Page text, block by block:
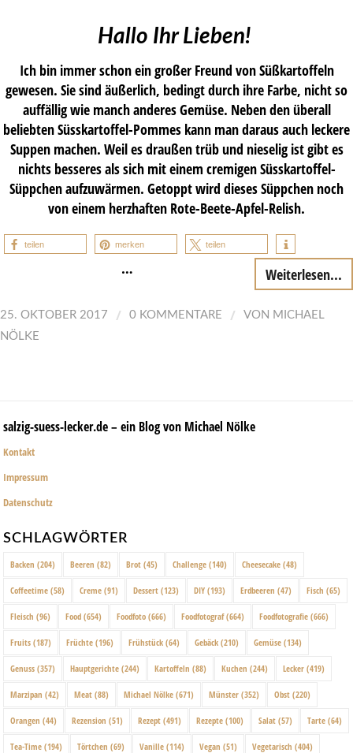
Hallo Ihr Lieben!
Ich bin immer schon ein großer Freund von Süßkartoffeln
gewesen. Sie sind äußerlich, bedingt durch ihre Farbe, nicht so
auffällig wie manch anderes Gemüse. Neben den überall
beliebten Süsskartoffel-Pommes kann man daraus auch leckere
Suppen machen. Weil es draußen trüb und nieselig ist gibt es
nichts besseres als sich mit einem cremigen Süsskartoffel-
Süppchen aufzuwärmen. Getoppt wird dieses Süppchen noch
von einem herzhaften Rote-Beete-Apfel-Relish.
teilen merken teilen
… Weiterlesen...
25. OKTOBER 2017 / 0 KOMMENTARE / VON MICHAEL
NÖLKE
salzig-suess-lecker.de – ein Blog von Michael Nölke
Kontakt
Impressum
Datenschutz
SCHLAGWÖRTER
Backen (204) Beeren (82) Brot (45) Challenge (140) Cheesecake (48)
Coffeetime (58) Creme (91) Dessert (123) DIY (193) Erdbeeren (47) Fisch (65)
Fleisch (96) Food (654) Foodfoto (666) Foodfotograf(664) Foodfotografie (666)
Fruits (187) Früchte (196) Frühstück (64) Gebäck (210) Gemüse (134)
Genuss (357) Hauptgerichte (244) Kartoffeln (88) Kuchen (244) Lecker (419)
Marzipan (42) Meat (88) Michael Nölke (671) Münster (352) Obst (220)
Orangen (44) Rezension (51) Rezept (491) Rezepte (100) Salat (57) Tarte (64)
Tea-Time (194) Törtchen (69) Vanille (114) Vegan (51) Vegetarisch (404)